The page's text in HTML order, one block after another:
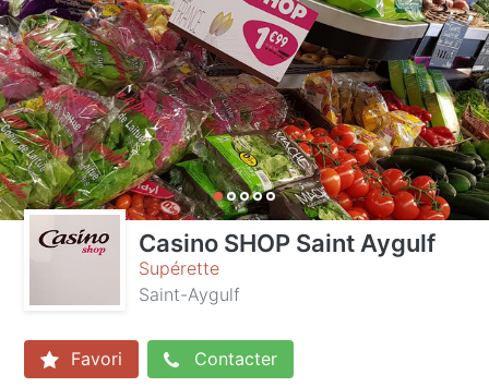
Casino SHOP Saint Aygulf
Supérette
Saint-Aygulf
Favori Contacter